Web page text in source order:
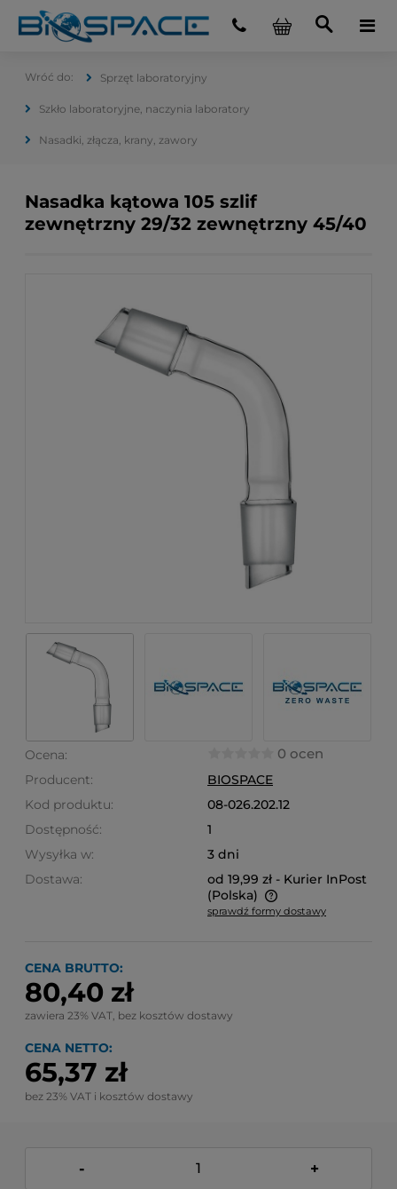
Sprzęt laboratoryjny
Szkło laboratoryjne, naczynia laboratory
Nasadki, złącza, krany, zawory
Nasadka kątowa 105 szlif
zewnętrzny 29/32 zewnętrzny 45/40
Ocena: 0 ocen
Producent:
BIOSPACE
Kod produktu:
08-026.202.12
Dostępność:
1
Wysyłka w:
3 dni
Dostawa:
od 19,99 zł - Kurier InPost
(Polska)
Cena nie zawiera ewentualnych kosztów płatności
sprawdź formy dostawy
CENA BRUTTO:
80,40 zł
zawiera 23% VAT, bez kosztów dostawy
CENA NETTO:
65,37 zł
bez 23% VAT i kosztów dostawy
- +